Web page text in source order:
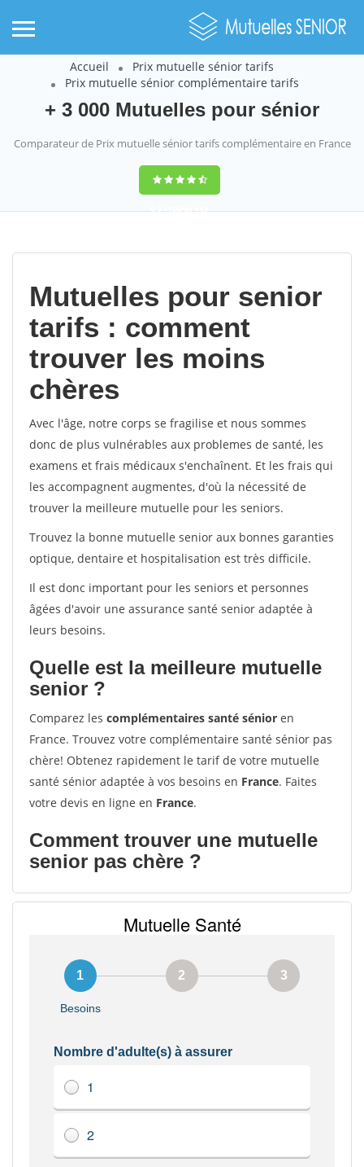
Accueil
Prix mutuelle sénior tarifs
Prix mutuelle sénior complémentaire tarifs
+ 3 000 Mutuelles pour sénior
Comparateur de Prix mutuelle sénior tarifs complémentaire en France
9,2(100%)452
Mutuelles pour senior
tarifs : comment
trouver les moins
chères
Avec l'âge, notre corps se fragilise et nous sommes
donc de plus vulnérables aux problemes de santé, les
examens et frais médicaux s'enchaînent. Et les frais qui
les accompagnent augmentes, d'où la nécessité de
trouver la meilleure mutuelle pour les seniors.
Trouvez la bonne mutuelle senior aux bonnes garanties
optique, dentaire et hospitalisation est très difficile.
Il est donc important pour les seniors et personnes
âgées d'avoir une assurance santé senior adaptée à
leurs besoins.
Quelle est la meilleure mutuelle
senior ?
Comparez les complémentaires santé sénior en
France. Trouvez votre complémentaire santé sénior pas
chère! Obtenez rapidement le tarif de votre mutuelle
santé sénior adaptée à vos besoins en France. Faites
votre devis en ligne en France.
Comment trouver une mutuelle
senior pas chère ?